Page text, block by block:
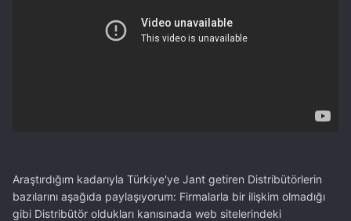
Araştırdığım kadarıyla Türkiye'ye Jant getiren Distribütörlerin
bazılarını aşağıda paylaşıyorum: Firmalarla bir ilişkim olmadığı
gibi Distribütör oldukları kanısınada web sitelerindeki